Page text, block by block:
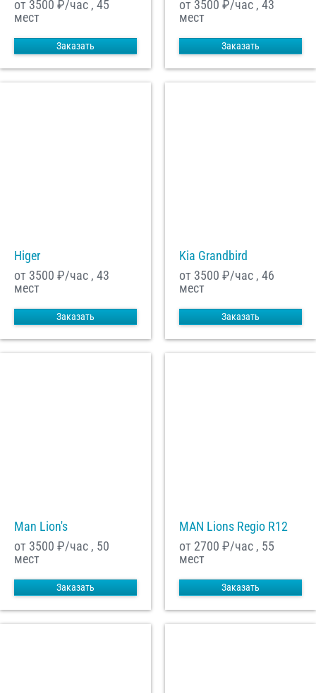
от 3500 ₽/час , 45
мест
Заказать
от 3500 ₽/час , 43
мест
Заказать
Higer
от 3500 ₽/час , 43
мест
Заказать
Kia Grandbird
от 3500 ₽/час , 46
мест
Заказать
Man Lion's
от 3500 ₽/час , 50
мест
Заказать
MAN Lions Regio R12
от 2700 ₽/час , 55
мест
Заказать